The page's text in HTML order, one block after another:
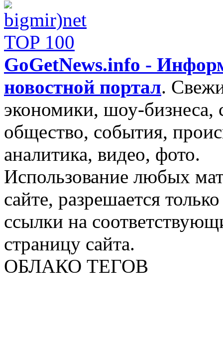
GoGetNews.info -
новостной портал.
экономики, шоу-бизнеса,
общество, события,
аналитика, видео, фото.
Использование любых
сайте, разрешается
ссылки на
страницу сайта.
ОБЛАКО ТЕГОВ